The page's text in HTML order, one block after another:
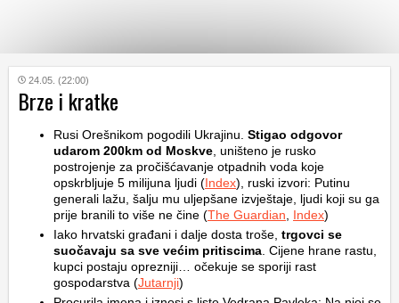
KATEGORIJE
HRVATSKI
WEB
24.05. (22:00)
Brze i kratke
Rusi Orešnikom pogodili Ukrajinu. Stigao odgovor
udarom 200km od Moskve , uništeno je rusko
postrojenje za pročišćavanje otpadnih voda koje
opskrbljuje 5 milijuna ljudi (Index), ruski izvori: Putinu
generali lažu, šalju mu uljepšane izvještaje, ljudi koji su ga
prije branili to više ne čine (The Guardian Index)
Iako hrvatski građani i dalje dosta troše, trgovci se
suočavaju sa sve većim pritiscima . Cijene hrane rastu,
kupci postaju oprezniji… očekuje se sporiji rast
gospodarstva (Jutarnji)